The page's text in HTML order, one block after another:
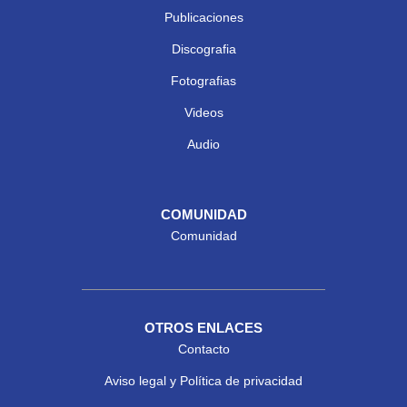
Publicaciones
Discografia
Fotografias
Videos
Audio
COMUNIDAD
Comunidad
OTROS ENLACES
Contacto
Aviso legal y Política de privacidad